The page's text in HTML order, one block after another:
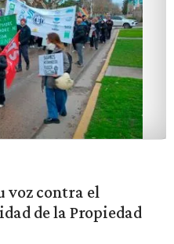
voz contra el
de la Propiedad